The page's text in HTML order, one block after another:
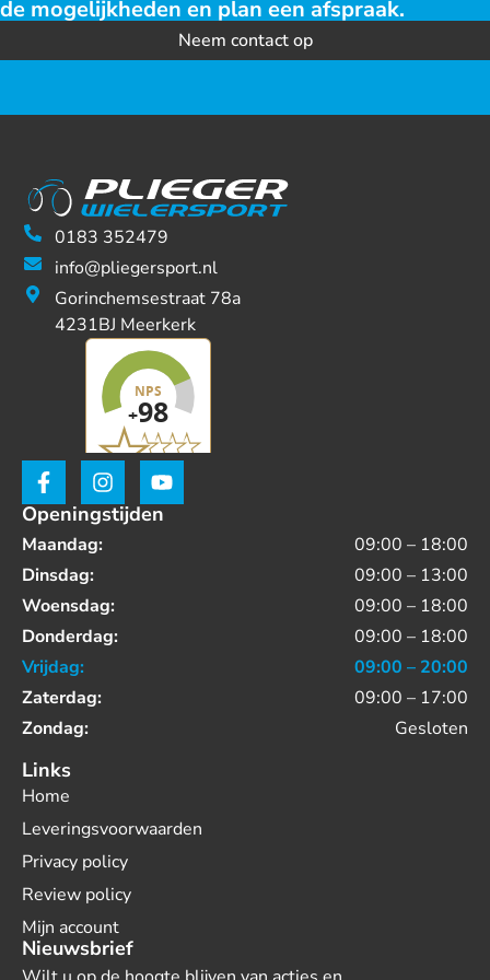
de mogelijkheden en plan een afspraak.
Neem contact op
0183 352479
info@pliegersport.nl
Gorinchemsestraat 78a
4231BJ Meerkerk
Openingstijden
Maandag:
09:00 – 18:00
Dinsdag:
09:00 – 13:00
Woensdag:
09:00 – 18:00
Donderdag:
09:00 – 18:00
Vrijdag:
09:00 – 20:00
Zaterdag:
09:00 – 17:00
Zondag:
Gesloten
Links
Home
Leveringsvoorwaarden
Privacy policy
Review policy
Mijn account
Nieuwsbrief